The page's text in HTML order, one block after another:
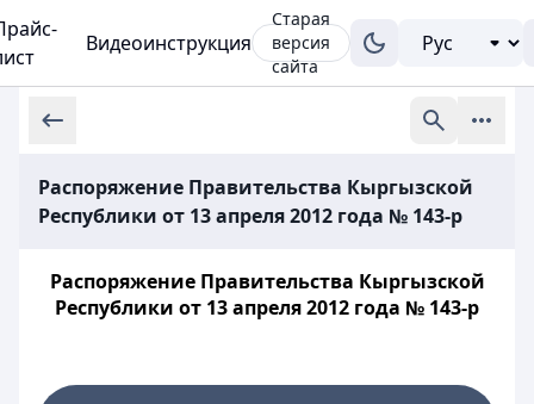
Видеоинструкция
Старая
версия
сайта
Распоряжение Правительства Кыргызской
Республики от 13 апреля 2012 года № 143-р
Распоряжение Правительства Кыргызской
Республики от 13 апреля 2012 года № 143-р